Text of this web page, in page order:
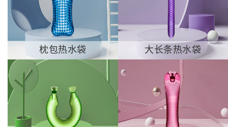
枕包热水袋 大长条热水袋